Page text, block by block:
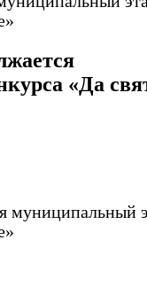
«Да
муниципальный